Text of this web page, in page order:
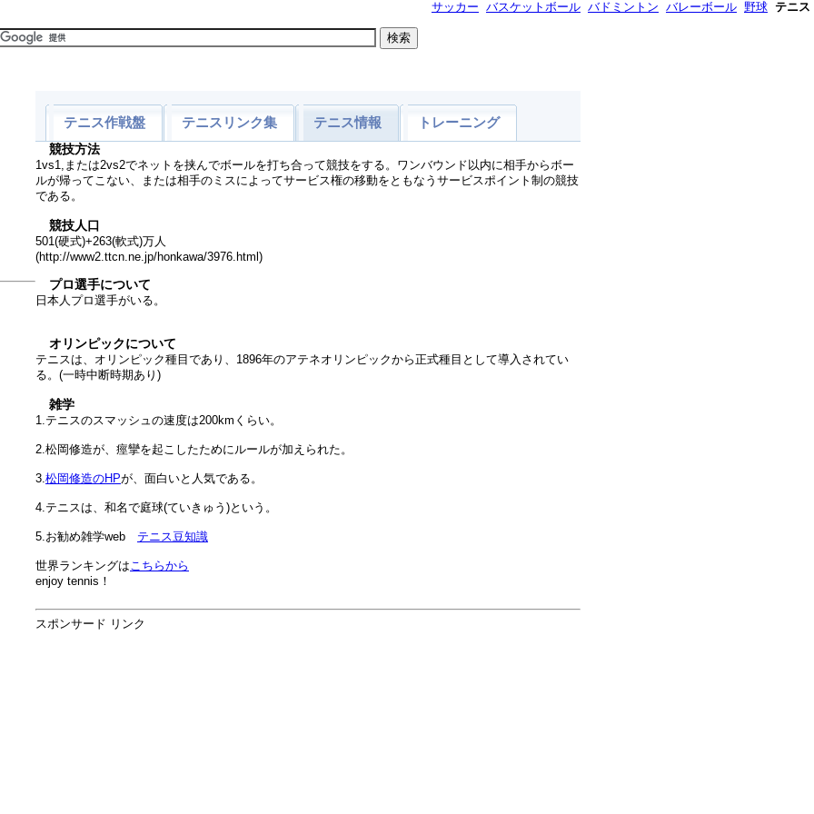
サッカー バスケットボール バドミントン バレーボール 野球 テニス
テニス作戦盤 テニスリンク集 テニス情報 トレーニング
競技方法
1vs1,または2vs2でネットを挟んでボールを打ち合って競技をする。ワンバウンド以内に相手からボー
ルが帰ってこない、または相手のミスによってサービス権の移動をともなうサービスポイント制の競技
である。
競技人口
501(硬式)+263(軟式)万人
(http://www2.ttcn.ne.jp/honkawa/3976.html)
プロ選手について
日本人プロ選手がいる。
オリンピックについて
テニスは、オリンピック種目であり、1896年のアテネオリンピックから正式種目として導入されてい
る。(一時中断時期あり)
雑学
1.テニスのスマッシュの速度は200kmくらい。
2.松岡修造が、痙攣を起こしたためにルールが加えられた。
3.松岡修造のHPが、面白いと人気である。
4.テニスは、和名で庭球(ていきゅう)という。
5.お勧め雑学web テニス豆知識
世界ランキングはこちらから
enjoy tennis！
スポンサード リンク